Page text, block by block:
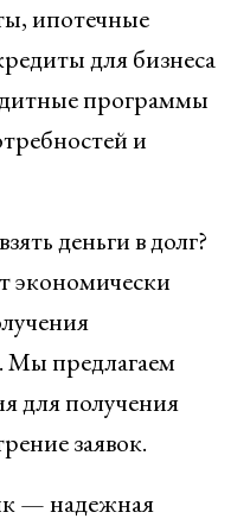
ипотечные
для бизнеса
программы
и
деньги в долг?
экономически
Мы предлагаем
для получения
заявок.
— надежная